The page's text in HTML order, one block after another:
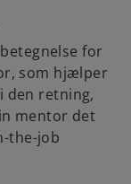
for
som hjælper
den retning,
mentor det
the-job